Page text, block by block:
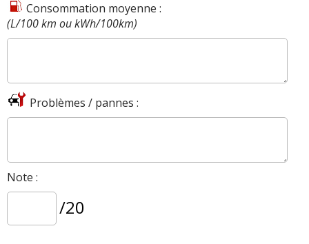
Consommation moyenne :
(L/100 km ou kWh/100km)
Problèmes / pannes :
Note :
/20